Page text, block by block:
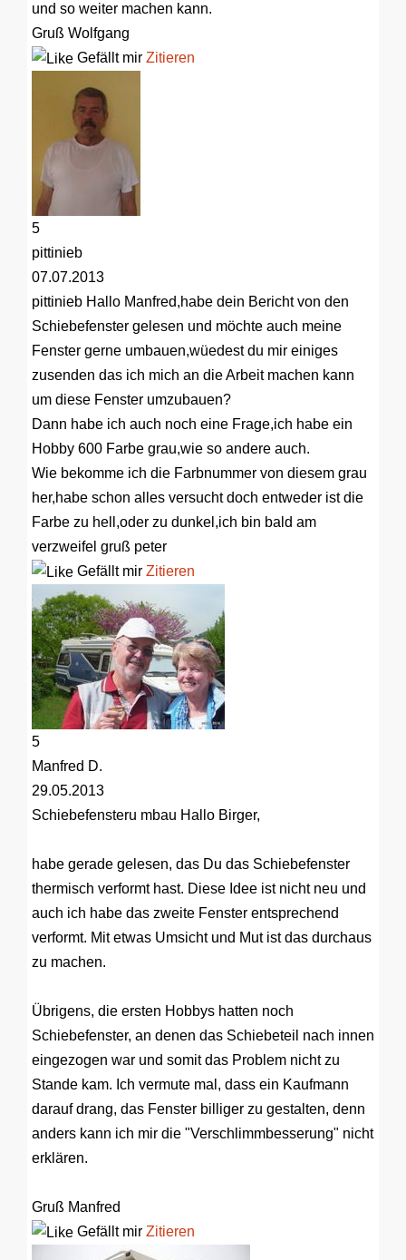
und so weiter machen kann.
Gruß Wolfgang
Gefällt mir Zitieren
5
pittinieb
07.07.2013
pittinieb Hallo Manfred,habe dein Bericht von den
Schiebefenster gelesen und möchte auch meine
Fenster gerne umbauen,wüedest du mir einiges
zusenden das ich mich an die Arbeit machen kann
um diese Fenster umzubauen?
Dann habe ich auch noch eine Frage,ich habe ein
Hobby 600 Farbe grau,wie so andere auch.
Wie bekomme ich die Farbnummer von diesem grau
her,habe schon alles versucht doch entweder ist die
Farbe zu hell,oder zu dunkel,ich bin bald am
verzweifel gruß peter
Gefällt mir Zitieren
5
Manfred D.
29.05.2013
Schiebefensteru mbau Hallo Birger,
habe gerade gelesen, das Du das Schiebefenster
thermisch verformt hast. Diese Idee ist nicht neu und
auch ich habe das zweite Fenster entsprechend
verformt. Mit etwas Umsicht und Mut ist das durchaus
zu machen.
Übrigens, die ersten Hobbys hatten noch
Schiebefenster, an denen das Schiebeteil nach innen
eingezogen war und somit das Problem nicht zu
Stande kam. Ich vermute mal, dass ein Kaufmann
darauf drang, das Fenster billiger zu gestalten, denn
anders kann ich mir die "Verschlimmbesserung" nicht
erklären.
Gruß Manfred
Gefällt mir Zitieren